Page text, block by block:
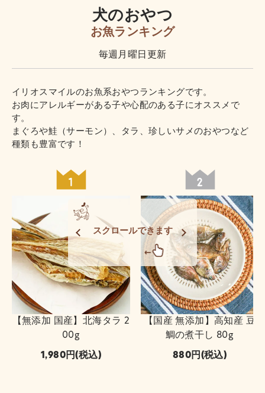
犬のおやつ
お魚ランキング
毎週月曜日更新
イリオスマイルのお魚系おやつランキングです。
お肉にアレルギーがある子や心配のある子にオススメで
す。
まぐろや鮭（サーモン）、タラ、珍しいサメのおやつなど
種類も豊富です！
スクロールできます
【無添加 国産】北海タラ 2
00g
1,980 (税込)
【国産 無添加】高知産 豆
鯛の煮干し 80g
880 (税込)